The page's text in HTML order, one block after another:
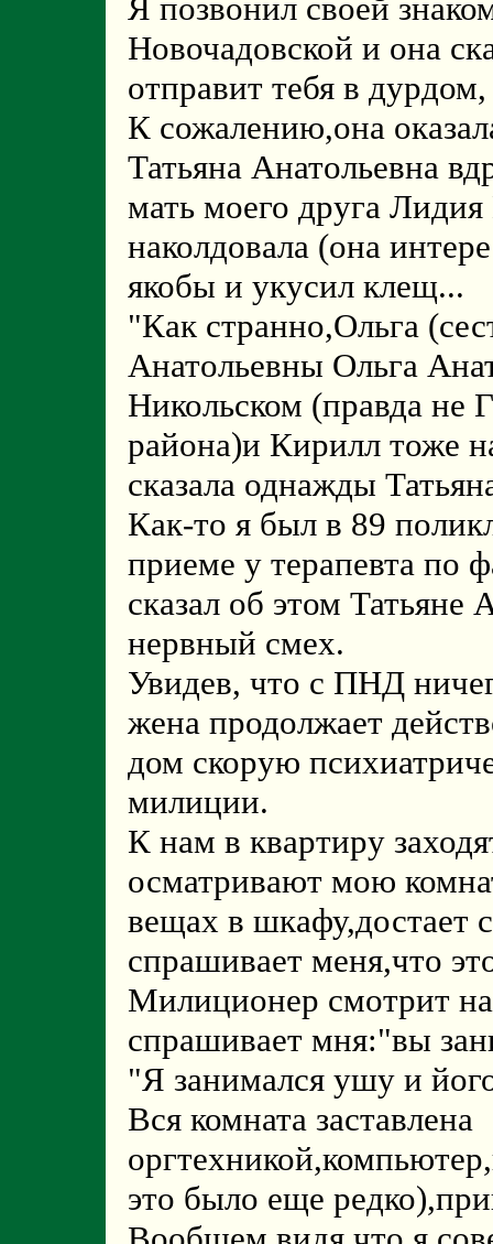
Я позвонил своей
Новочадовской и она
отправит тебя в
К сожалению,она
Татьяна Анатольевна
мать моего друга
наколдовала (она
якобы и укусил клещ...
"Как странно,Ольга
Анатольевны Ольга
Никольском (правда не
района)и Кирилл тоже
сказала однажды
Как-то я был в 89
приеме у терапевта по
сказал об этом Татьяне
нервный смех.
Увидев, что с ПНД
жена продолжает
дом скорую
милиции.
К нам в квартиру
осматривают мою
вещах в шкафу,достает
спрашивает меня,что
Милиционер смотрит
спрашивает мня:"вы
"Я занимался ушу и
Вся комната заставлена
это было еще